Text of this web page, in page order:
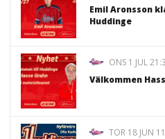
Emil Aronsson
Huddinge
ONS 1 JUL
Välkommen
TOR 18 JUN